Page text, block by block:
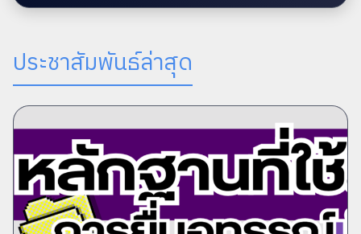
ประชาสัมพันธ์ล่าสุด